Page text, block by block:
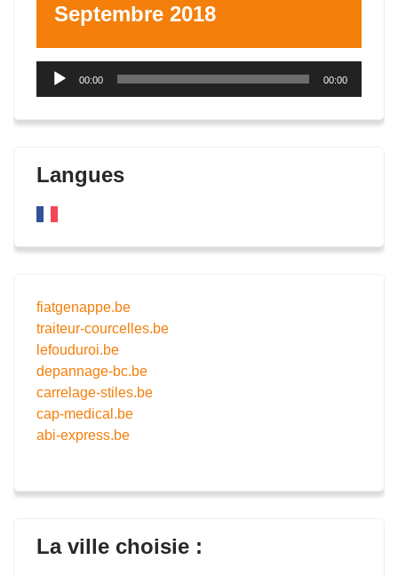
Septembre 2018
Lecteur
00:00 00:00
Langues
fiatgenappe.be
traiteur-courcelles.be
lefouduroi.be
depannage-bc.be
carrelage-stiles.be
cap-medical.be
abi-express.be
La ville choisie :